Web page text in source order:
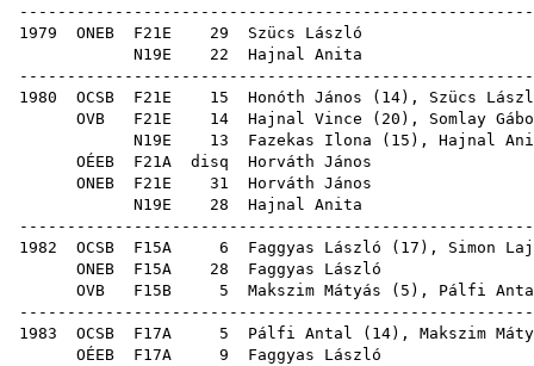
1979 ONEB F21E 29
Szücs László
N19E 22
Hajnal Anita
1980 OCSB F21E 15 Honóth János ( 14), Szücs
OVB F21E 14 Hajnal Vince ( 20 ), Somlay
N19E 13 Fazekas Ilona ( 15 ), Hajnal
OÉEB F21A disq
Horváth János
ONEB F21E 31
Horváth János
N19E 28
Hajnal Anita
1982 OCSB F15A 6 Faggyas László ( 17 ), Simon
ONEB F15A 28
Faggyas László
OVB F15B 5 Makszim Mátyás ( 5 ), Pálfi
1983 OCSB F17A 5 Pálfi Antal ( 14), Makszim
OÉEB F17A 9
Faggyas László